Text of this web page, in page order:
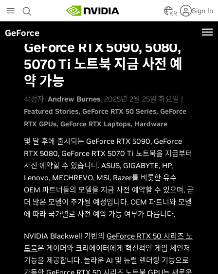
to
main
content
KR Sign In
GeForce
GeForce RTX 5090, 5080,
5070 Ti 노트북 지금 사전 예
약 가능
작성자:Andrew Burnes, 2025년 2월 25일 화요일 |
Featured Stories GeForce RTX 50 Series GeForce
RTX GPUs GeForce RTX Laptops Hardware
몇 달 후에 출시되는 GeForce RTX 5090, GeForce
RTX 5080, GeForce RTX 5070 Ti 노트북을 지금부터
사전 예약할 수 있습니다. ASUS, GIGABYTE, HP,
Lenovo, MECHREVO, MSI, Razer를 비롯한 유수
OEM 파트너들의 모델을 지금 사전 예약할 수 있으며, 곧
더 많은 모델이 추가될 예정입니다. OEM 파트너와 모델
에 따라 국가별로 사전 예약 가능 여부가 다릅니다.
NVIDIA Blackwell 기반의 GeForce RTX 50 시리즈 노
트북은 게이머와 크리에이터에게 혁신적인 게임 체인저
기능을 제공합니다. 놀라운 AI 및 뉴럴 렌더링 기능으로